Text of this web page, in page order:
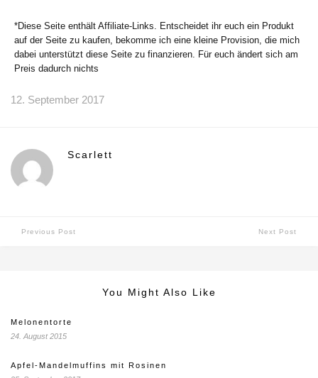
*Diese Seite enthält Affiliate-Links. Entscheidet ihr euch ein Produkt
auf der Seite zu kaufen, bekomme ich eine kleine Provision, die mich
dabei unterstützt diese Seite zu finanzieren. Für euch ändert sich am
Preis dadurch nichts
12. September 2017
Scarlett
Previous Post Next Post
You Might Also Like
Melonentorte
24. August 2015
Apfel-Mandelmuffins mit Rosinen